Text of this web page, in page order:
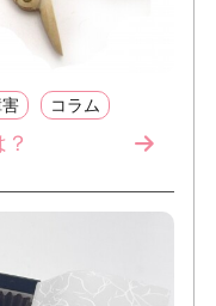
コラム